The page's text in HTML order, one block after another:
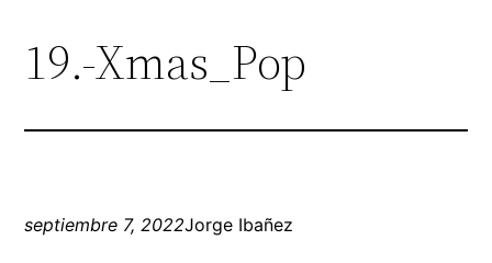
19.-Xmas_Pop
septiembre 7, 2022Jorge Ibañez